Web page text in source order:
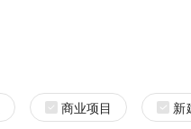
商业项目 新